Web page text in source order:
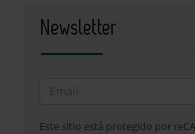
Newsletter
Este sitio está protegido por